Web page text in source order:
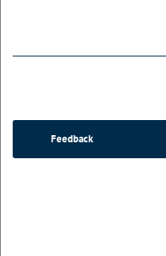
Feedback